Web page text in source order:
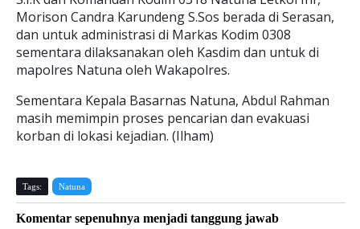
Morison Candra Karundeng S.Sos berada di Serasan,
dan untuk administrasi di Markas Kodim 0308
sementara dilaksanakan oleh Kasdim dan untuk di
mapolres Natuna oleh Wakapolres.
Sementara Kepala Basarnas Natuna, Abdul Rahman
masih memimpin proses pencarian dan evakuasi
korban di lokasi kejadian. (Ilham)
Tags: Natuna
Komentar sepenuhnya menjadi tanggung jawab